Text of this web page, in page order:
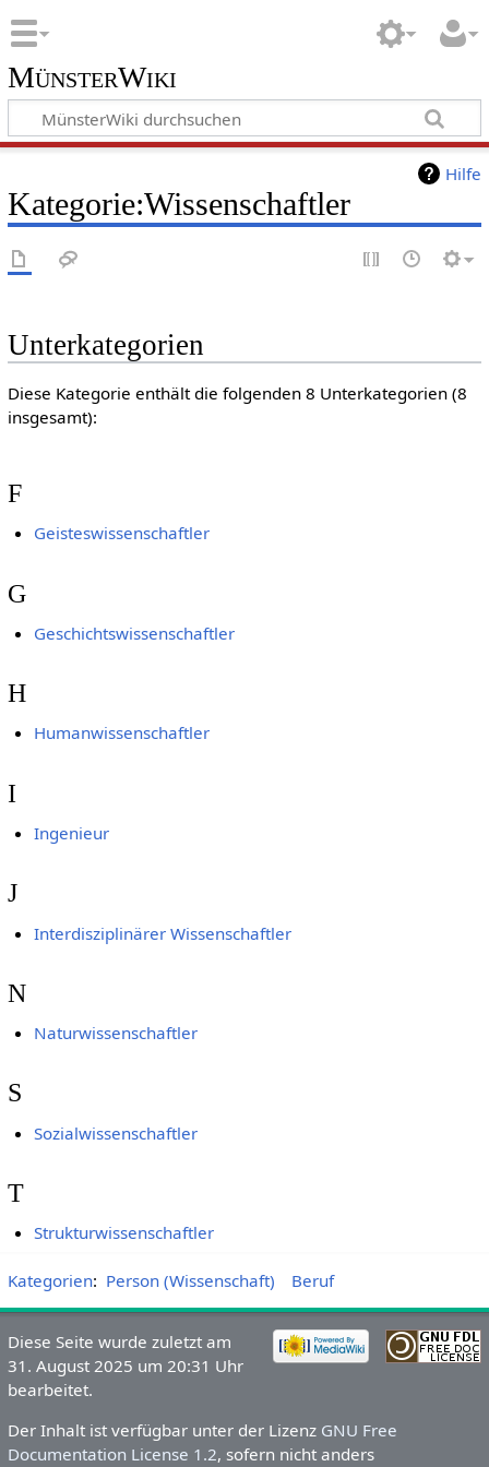
MünsterWiki
Hilfe
Kategorie:Wissenschaftler
Unterkategorien
Diese Kategorie enthält die folgenden 8 Unterkategorien (8
insgesamt):
F
Geisteswissenschaftler
G
Geschichtswissenschaftler
H
Humanwissenschaftler
I
Ingenieur
J
Interdisziplinärer Wissenschaftler
N
Naturwissenschaftler
S
Sozialwissenschaftler
T
Strukturwissenschaftler
Kategorien: Person (Wissenschaft) Beruf
Diese Seite wurde zuletzt am
31. August 2025 um 20:31 Uhr
bearbeitet.
Der Inhalt ist verfügbar unter der Lizenz GNU Free
Documentation License 1.2, sofern nicht anders